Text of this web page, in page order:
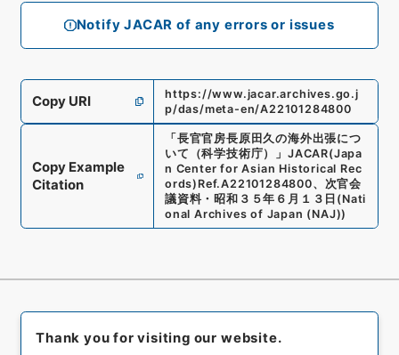
Notify JACAR of any errors or issues
Copy URI
https://www.jacar.archives.go.j
p/das/meta-en/A22101284800
Copy Example
Citation
「 長官官房長原田久の海外出張につ
いて（科学技術庁）
」 JACAR(Japa
n Center for Asian Historical Rec
ords) Ref.A22101284800、 次官会
議資料・昭和３５年６月１３日 (Nati
onal Archives of Japan (NAJ))
Thank you for visiting our website.